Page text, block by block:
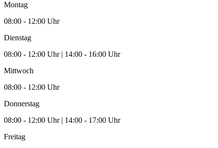
Montag
08:00 - 12:00 Uhr
Dienstag
08:00 - 12:00 Uhr | 14:00 - 16:00 Uhr
Mittwoch
08:00 - 12:00 Uhr
Donnerstag
08:00 - 12:00 Uhr | 14:00 - 17:00 Uhr
Freitag